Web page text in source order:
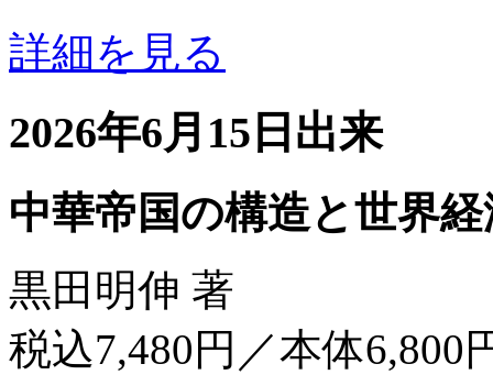
詳細を見る
2026年6月15日出来
中華帝国の構造と世界
黒田明伸 著
税込7,480円／本体6,800